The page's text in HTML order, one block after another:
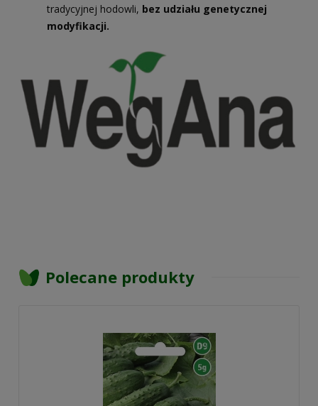
tradycyjnej hodowli, bez udziału genetycznej
modyfikacji.
Polecane produkty